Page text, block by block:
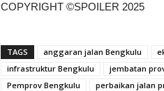
COPYRIGHT ©SPOILER 2025
TAGS anggaran jalan Bengkulu
infrastruktur Bengkulu
jembatan
Pemprov Bengkulu
perbaikan jalan